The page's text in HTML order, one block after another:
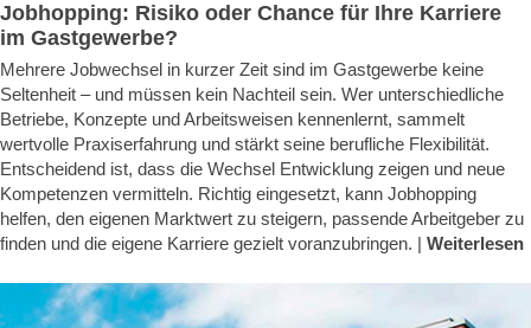
Jobhopping: Risiko oder Chance für Ihre Karriere
im Gastgewerbe?
Mehrere Jobwechsel in kurzer Zeit sind im Gastgewerbe keine
Seltenheit – und müssen kein Nachteil sein. Wer unterschiedliche
Betriebe, Konzepte und Arbeitsweisen kennenlernt, sammelt
wertvolle Praxiserfahrung und stärkt seine berufliche Flexibilität.
Entscheidend ist, dass die Wechsel Entwicklung zeigen und neue
Kompetenzen vermitteln. Richtig eingesetzt, kann Jobhopping
helfen, den eigenen Marktwert zu steigern, passende Arbeitgeber zu
finden und die eigene Karriere gezielt voranzubringen. | Weiterlesen